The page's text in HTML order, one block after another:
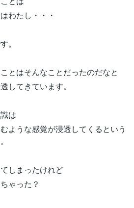
わたし・・・
。
とはそんなことだったのだなと
してきています。
は
ような感覚が浸透してくるという
しまったけれど
ゃった？